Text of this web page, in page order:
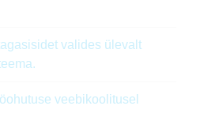
valides ülevalt
veebikoolitusel